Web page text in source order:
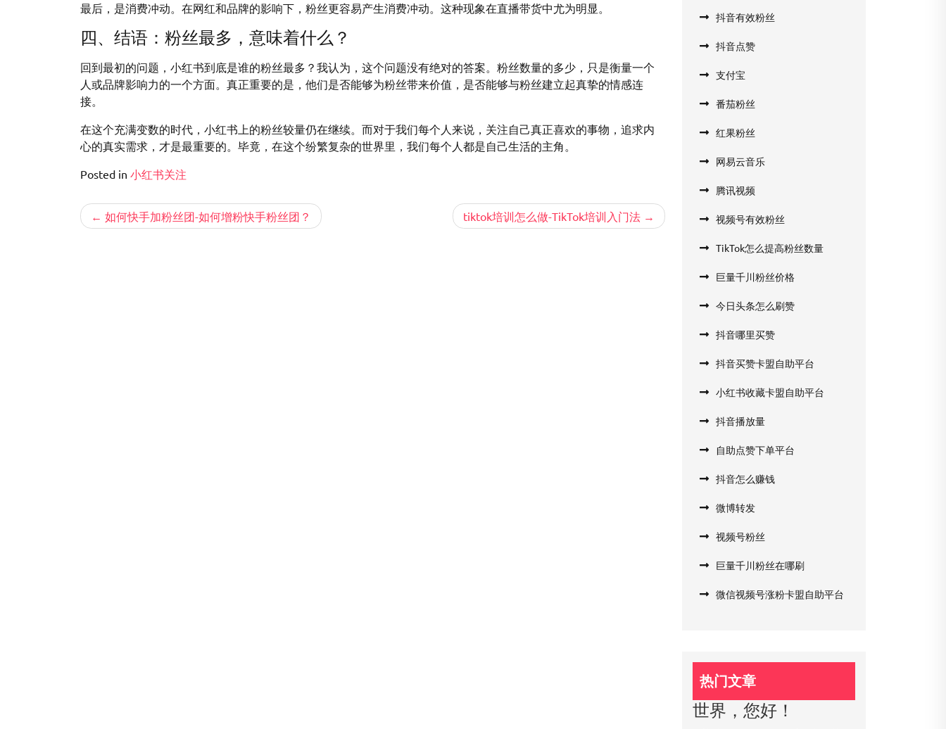
最后，是消费冲动。在网红和品牌的影响下，粉丝更容易产生消费冲动。这种现象在直播带货中尤为明显。
四、结语：粉丝最多，意味着什么？
回到最初的问题，小红书到底是谁的粉丝最多？我认为，这个问题没有绝对的答案。粉丝数量的多少，只是衡量一个
人或品牌影响力的一个方面。真正重要的是，他们是否能够为粉丝带来价值，是否能够与粉丝建立起真挚的情感连
接。
在这个充满变数的时代，小红书上的粉丝较量仍在继续。而对于我们每个人来说，关注自己真正喜欢的事物，追求内
心的真实需求，才是最重要的。毕竟，在这个纷繁复杂的世界里，我们每个人都是自己生活的主角。
Posted in 小红书关注
文 如何快手加粉丝团-如何增粉快手粉丝团？ tiktok培训怎么做-TikTok培训入门法
抖音有效粉丝
抖音点赞
支付宝
番茄粉丝
红果粉丝
网易云音乐
腾讯视频
视频号有效粉丝
TikTok怎么提高粉丝数量
巨量千川粉丝价格
今日头条怎么刷赞
抖音哪里买赞
抖音买赞卡盟自助平台
小红书收藏卡盟自助平台
抖音播放量
自助点赞下单平台
抖音怎么赚钱
微博转发
视频号粉丝
巨量千川粉丝在哪刷
微信视频号涨粉卡盟自助平台
热门文章
世界，您好！